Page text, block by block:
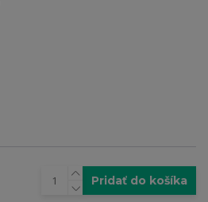
Pridať do košíka